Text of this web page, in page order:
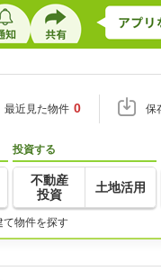
最近見た物件 0 保
投資する
不動産
投資
土地活用
て物件を探す